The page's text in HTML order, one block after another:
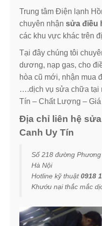
Trung tâm Điện lạnh
chuyên nhận sửa điều
các khu vực khác trên
Tại đây chúng tôi
dương, nạp gas, cho
hòa cũ mới, nhận mua
….dịch vụ sửa chữa tại
Tín – Chất Lượng –
Địa chỉ liên hệ
Canh Uy Tín
Số 218 đường
Hà Nội
Hotline kỹ thuật0918
Khướu nại thắc mắc